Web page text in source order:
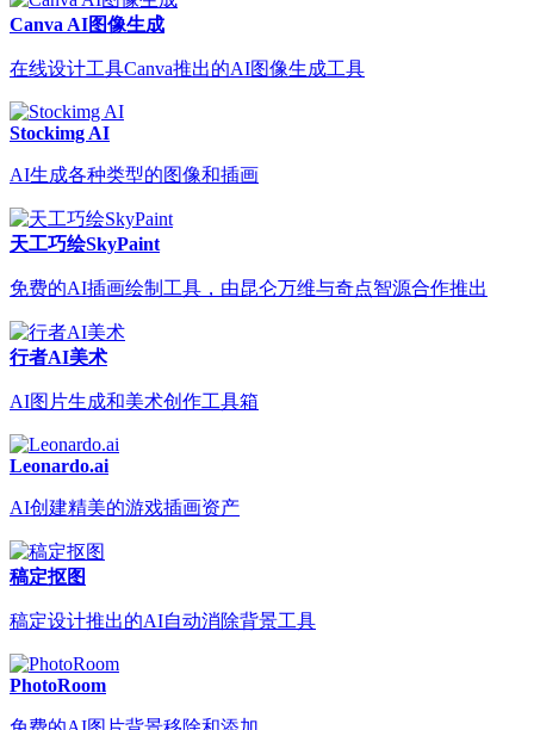
Canva AI图像生成
在线设计工具Canva推出的AI图像生成工具
Stockimg AI
AI生成各种类型的图像和插画
天工巧绘SkyPaint
免费的AI插画绘制工具，由昆仑万维与奇点智源合作推出
行者AI美术
AI图片生成和美术创作工具箱
Leonardo.ai
AI创建精美的游戏插画资产
稿定抠图
稿定设计推出的AI自动消除背景工具
PhotoRoom